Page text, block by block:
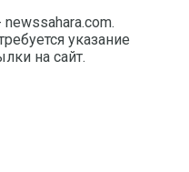
указание
на сайт.